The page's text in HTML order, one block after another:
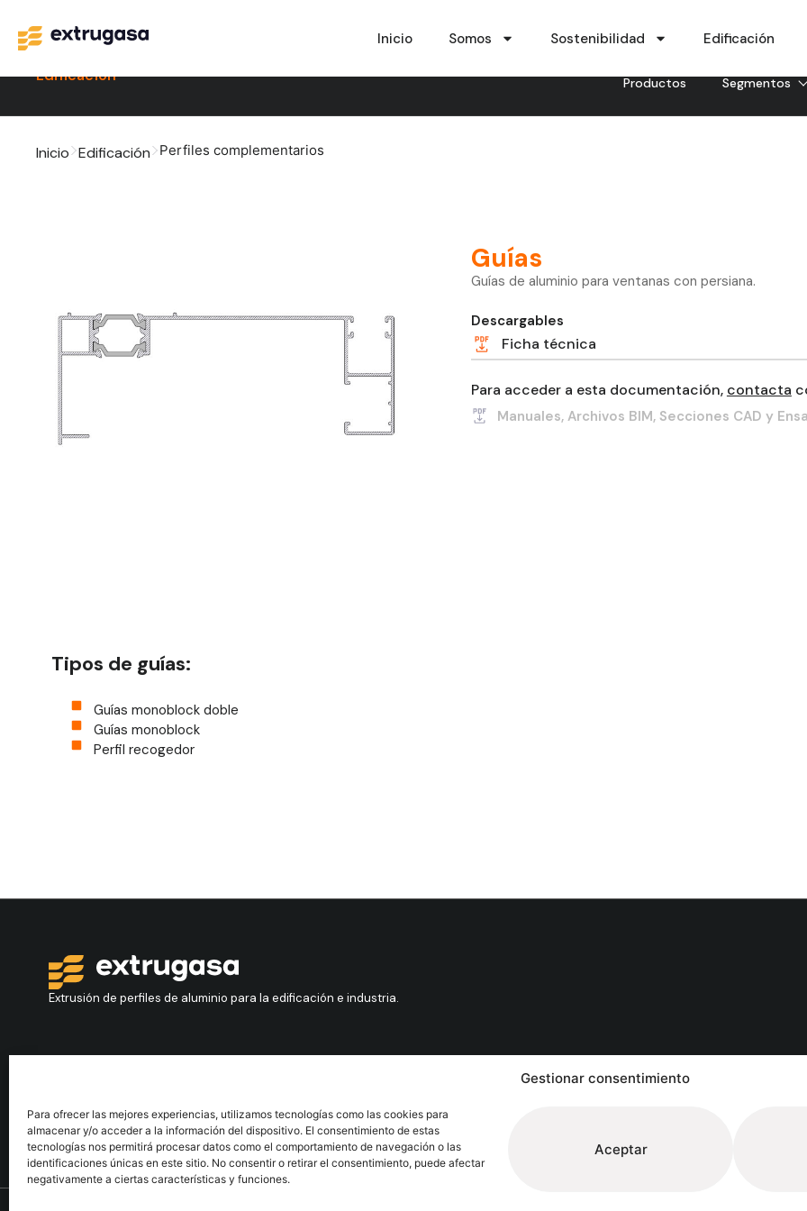
Gestionar consentimiento
Para ofrecer las mejores experiencias, utilizamos tecnologías como las cookies para
almacenar y/o acceder a la información del dispositivo. El consentimiento de estas
tecnologías nos permitirá procesar datos como el comportamiento de navegación o las
identificaciones únicas en este sitio. No consentir o retirar el consentimiento, puede afectar
negativamente a ciertas características y funciones.
Aceptar
Inicio Somos Sostenibilidad Edificación
Edificación Productos Segmentos
Inicio Edificación Perfiles complementarios
Guías
Guías de aluminio para ventanas con persiana.
Descargables
Ficha técnica
Para acceder a esta documentación, contacta
Manuales, Archivos BIM, Secciones CAD y
Tipos de guías:
Guías monoblock doble
Guías monoblock
Perfil recogedor
Extrusión de perfiles de aluminio para la edificación e industria.